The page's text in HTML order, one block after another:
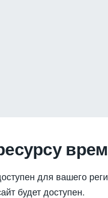
для вашего
будет доступен.